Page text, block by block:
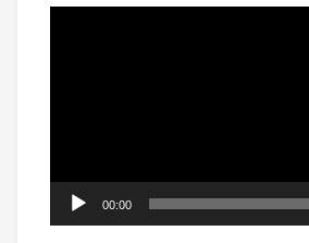
00:00